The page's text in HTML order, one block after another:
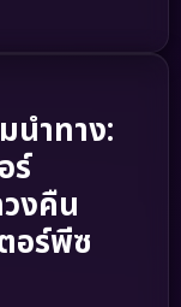
นำทาง:
ร์
งคืน
อร์พีซ